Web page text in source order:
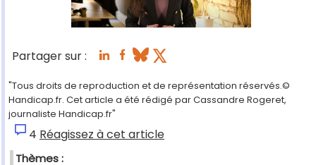
Partager sur :
"Tous droits de reproduction et de représentation réservés.©
Handicap.fr. Cet article a été rédigé par Cassandre Rogeret,
journaliste Handicap.fr"
4 Réagissez à cet article
Thèmes :